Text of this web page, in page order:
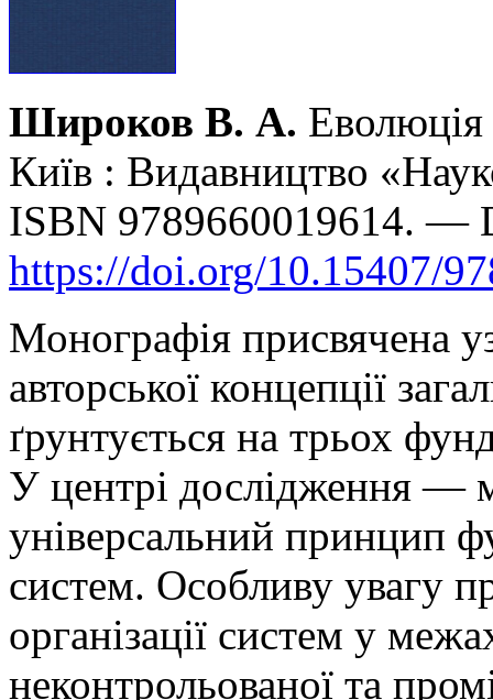
Широков В. А.
Київ : Видавництво
ISBN 9789660019614. —
https://doi.org/10.15407/
Монографія присвячена
авторської концепції
ґрунтується на трьох
У центрі дослідження —
універсальний принцип
систем. Особливу увагу
організації систем у
неконтрольованої та